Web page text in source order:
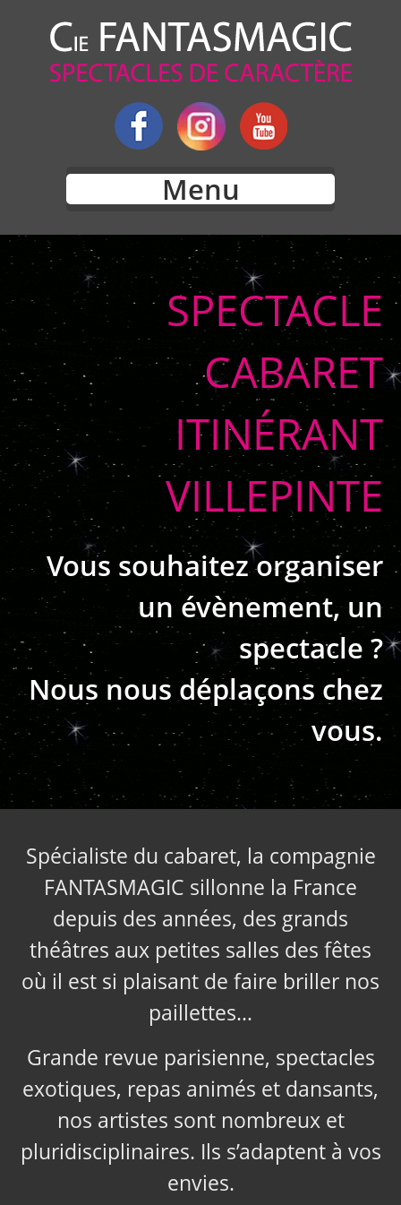
Menu
SPECTACLE
CABARET
ITINÉRANT
VILLEPINTE
Vous souhaitez organiser
un évènement, un
spectacle ?
Nous nous déplaçons chez
vous.
Spécialiste du cabaret, la compagnie
FANTASMAGIC sillonne la France
depuis des années, des grands
théâtres aux petites salles des fêtes
où il est si plaisant de faire briller nos
paillettes…
Grande revue parisienne, spectacles
exotiques, repas animés et dansants,
nos artistes sont nombreux et
pluridisciplinaires. Ils s’adaptent à vos
envies.